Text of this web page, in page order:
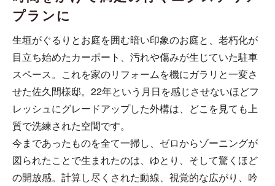
プランに
生垣がぐるりとお庭を囲む暗い印象のお庭と、老朽化が
目立ち始めたカーポート、汚れや傷みが生じていた駐車
スペース。これを家のリフォームを機にガラリと一変さ
せた佐久間様邸。22年という月日を感じさせないほどフ
レッシュにグレードアップした外構は、どこを見ても上
質で洗練された空間です。
今まであったものを全て一掃し、ゼロからゾーニングが
図られたことで生まれたのは、ゆとり、そして驚くほど
の開放感。計算し尽くされた動線、視覚的な広がり、吟